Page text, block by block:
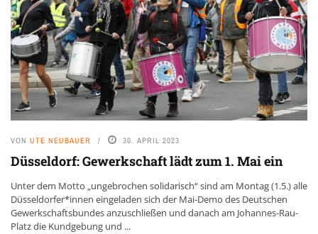
VON UTE NEUBAUER 30. APRIL 2023
Düsseldorf: Gewerkschaft lädt zum 1. Mai ein
Unter dem Motto „ungebrochen solidarisch“ sind am Montag (1.5.) alle
Düsseldorfer*innen eingeladen sich der Mai-Demo des Deutschen
Gewerkschaftsbundes anzuschließen und danach am Johannes-Rau-
Platz die Kundgebung und ...